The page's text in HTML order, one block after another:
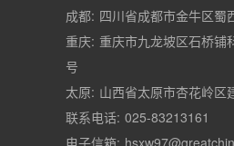
成都: 四川省成都市金牛区蜀
重庆: 重庆市九龙坡区石桥铺
号
太原: 山西省太原市杏花岭区
联系电话: 025-83213161
电子信箱: